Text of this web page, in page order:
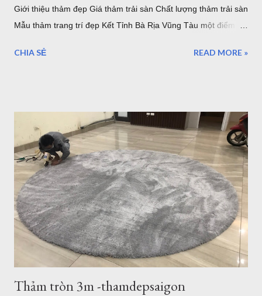
Giới thiệu thảm đẹp Giá thảm trải sàn Chất lượng thảm trải sàn
Mẫu thảm trang trí đẹp Kết Tỉnh Bà Rịa Vũng Tàu một điểm
du lịch nhưng thực sự vẫn chưa thể đi và khám phá hết vùng
động với bãi trước, bãi sau của Vũng Tàu...Dịch vụ ăn uống
nghỉ ngơi, tắm nước nóng ở Bình Châu hay chỗ nghỉ ngơi rất
nhiều ở Vũng Tàu. Thảm trang trí cho khách hàng tại
Homestead Vũng Tàu Hiện tại Thảm Đẹp Sài Gòn chưa có
Showroom tại Vũng Tàu nhưng các bạn có thể đặt hàng trực
tuyến và xem các mẫu thảm tại website:
thamtrangtri.thamdepsaigon.com hoặc đọc thông tin chi tiết về
Thảm Đẹp tại: Thamdepsaigon.com. Bạn đang kiếm nơi ...
CHIA SẺ READ MORE »
Thảm tròn 3m -thamdepsaigon